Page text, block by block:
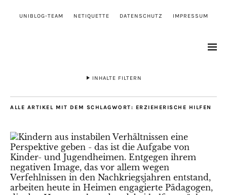
UNIBLOG-TEAM NETIQUETTE DATENSCHUTZ IMPRESSUM
INHALTE FILTERN
ALLE ARTIKEL MIT DEM SCHLAGWORT: ERZIEHERISCHE HILFEN